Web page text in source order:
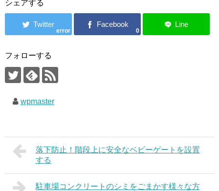
シェアする
error 0
フォローする
wpmaster
落下防止！階段上に安全なベビーゲートを設置
する
駐車場コンクリートのシミをごまかす様々な方